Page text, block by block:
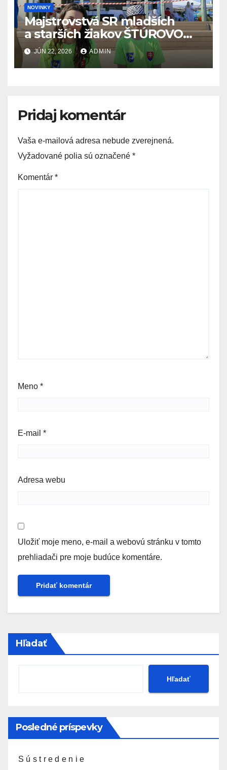
NOVINKY
Majstrovstvá SR mladších
a starších žiakov ŠTÚROVO
19.6. – 21.6.2026
JÚN 22, 2026 ADMIN
Pridaj komentár
Vaša e-mailová adresa nebude zverejnená.
Vyžadované polia sú označené *
Komentár *
Meno *
E-mail *
Adresa webu
Uložiť moje meno, e-mail a webovú stránku v tomto
prehliadači pre moje budúce komentáre.
Hľadať
Hľadať
Posledné príspevky
S ú s t r e d e n i e